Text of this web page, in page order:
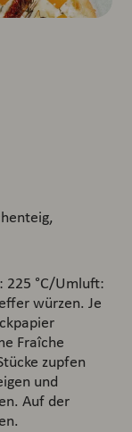
225 °C/Umluft:
würzen. Je
Fraîche
zupfen
und
Auf der